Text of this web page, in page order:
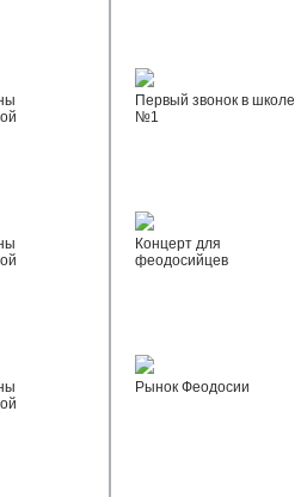
Первый звонок в школе
№1
Концерт для
феодосийцев
Рынок Феодосии